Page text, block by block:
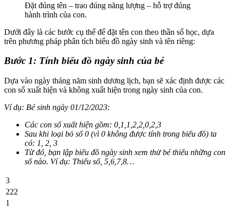
Đặt đúng tên – trao đúng năng lượng – hỗ trợ đúng
hành trình của con.
Dưới đây là các bước cụ thể để đặt tên con theo thần số học, dựa
trên phương pháp phân tích biểu đồ ngày sinh và tên riêng:
Bước 1: Tính biểu đồ ngày sinh của bé
Dựa vào ngày tháng năm sinh dương lịch, bạn sẽ xác định được các
con số xuất hiện và không xuất hiện trong ngày sinh của con.
Ví dụ: Bé sinh ngày 01/12/2023:
Các con số xuất hiện gồm: 0,1,1,2,2,0,2,3
Sau khi loại bỏ số 0 (vì 0 không được tính trong biểu đồ) ta
có: 1, 2, 3
Từ đó, bạn lập biểu đồ ngày sinh xem thử bé thiếu những con
số nào. Ví dụ: Thiếu số, 5,6,7,8…
3
222
1